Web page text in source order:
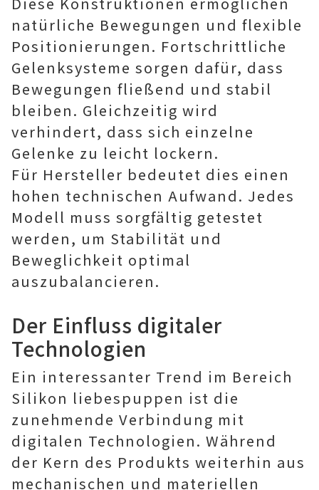
natürliche Bewegungen und flexible
Positionierungen. Fortschrittliche
Gelenksysteme sorgen dafür, dass
Bewegungen fließend und stabil
bleiben. Gleichzeitig wird
verhindert, dass sich einzelne
Gelenke zu leicht lockern.
Für Hersteller bedeutet dies einen
hohen technischen Aufwand. Jedes
Modell muss sorgfältig getestet
werden, um Stabilität und
Beweglichkeit optimal
auszubalancieren.
Der Einfluss digitaler
Technologien
Ein interessanter Trend im Bereich
Silikon liebespuppen ist die
zunehmende Verbindung mit
digitalen Technologien. Während
der Kern des Produkts weiterhin aus
mechanischen und materiellen